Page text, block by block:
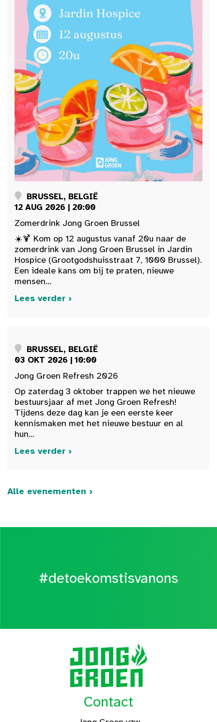
BRUSSEL, BELGIË
12 AUG 2026 | 20:00
Zomerdrink Jong Groen Brussel
☀️🍹 Kom op 12 augustus vanaf 20u naar de
zomerdrink van Jong Groen Brussel in Jardin
Hospice (Grootgodshuisstraat 7, 1000 Brussel).
Een ideale kans om bij te praten, nieuwe
mensen...
Lees verder ›
BRUSSEL, BELGIË
03 OKT 2026 | 10:00
Jong Groen Refresh 2026
Op zaterdag 3 oktober trappen we het nieuwe
bestuursjaar af met Jong Groen Refresh!
Tijdens deze dag kan je een eerste keer
kennismaken met het nieuwe bestuur en al
hun...
Lees verder ›
Alle evenementen ›
#detoekomstisvanons
Contact